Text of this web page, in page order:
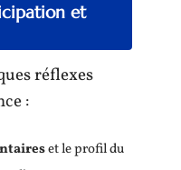
et
réflexes
:
et le profil du